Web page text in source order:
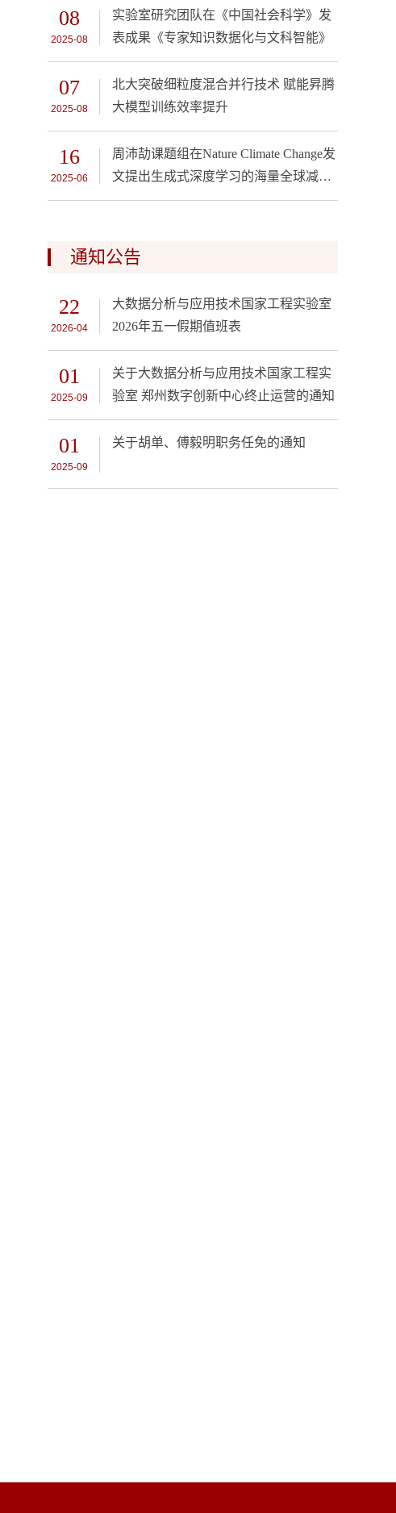
08
2025-08
实验室研究团队在《中国社会科学》发
表成果《专家知识数据化与文科智能》
07
2025-08
北大突破细粒度混合并行技术 赋能昇腾
大模型训练效率提升
16
2025-06
周沛劼课题组在Nature Climate Change发
文提出生成式深度学习的海量全球减排
情景生成方法
通知公告
22
2026-04
大数据分析与应用技术国家工程实验室
2026年五一假期值班表
01
2025-09
关于大数据分析与应用技术国家工程实
验室 郑州数字创新中心终止运营的通知
01
2025-09
关于胡单、傅毅明职务任免的通知